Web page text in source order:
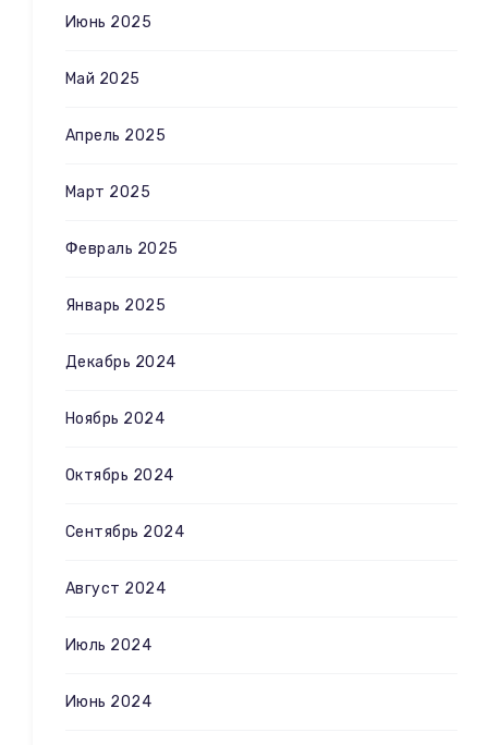
Июнь 2025
Май 2025
Апрель 2025
Март 2025
Февраль 2025
Январь 2025
Декабрь 2024
Ноябрь 2024
Октябрь 2024
Сентябрь 2024
Август 2024
Июль 2024
Июнь 2024